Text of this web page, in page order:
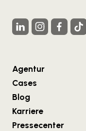
Agentur
Cases
Blog
Karriere
Pressecenter